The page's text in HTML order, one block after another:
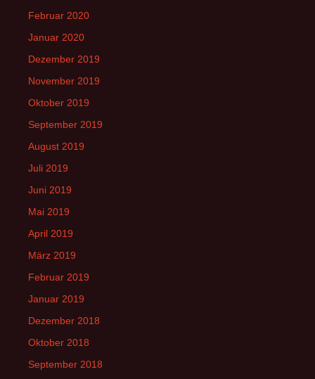
Februar 2020
Januar 2020
Dezember 2019
November 2019
Oktober 2019
September 2019
August 2019
Juli 2019
Juni 2019
Mai 2019
April 2019
März 2019
Februar 2019
Januar 2019
Dezember 2018
Oktober 2018
September 2018